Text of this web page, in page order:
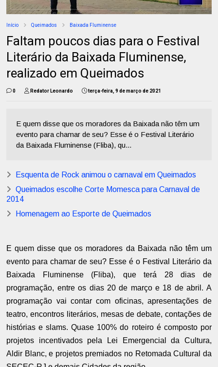
Início Queimados Baixada Fluminense
Faltam poucos dias para o Festival
Literário da Baixada Fluminense,
realizado em Queimados
0 Redator Leonardo terça-feira, 9 de março de 2021
E quem disse que os moradores da Baixada não têm um
evento para chamar de seu? Esse é o Festival Literário
da Baixada Fluminense (Fliba), qu...
Esquenta de Rock animou o carnaval em Queimados
Queimados escolhe Corte Momesca para Carnaval de
2014
Homenagem ao Esporte de Queimados
E quem disse que os moradores da Baixada não têm um
evento para chamar de seu? Esse é o Festival Literário da
Baixada Fluminense (Fliba), que terá 28 dias de
programação, entre os dias 20 de março e 18 de abril. A
programação vai contar com oficinas, apresentações de
teatro, encontros literários, mesas de debate, contações de
histórias e slams. Quase 100% do roteiro é composto por
projetos incentivados pela Lei Emergencial da Cultura,
Aldir Blanc, e projetos premiados no Retomada Cultural da